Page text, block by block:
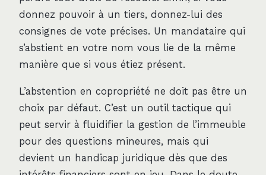
donnez pouvoir à un tiers, donnez-lui des
consignes de vote précises. Un mandataire qui
s’abstient en votre nom vous lie de la même
manière que si vous étiez présent.
L’abstention en copropriété ne doit pas être un
choix par défaut. C’est un outil tactique qui
peut servir à fluidifier la gestion de l’immeuble
pour des questions mineures, mais qui
devient un handicap juridique dès que des